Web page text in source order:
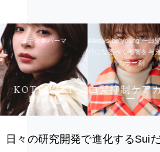
コテマキパーマ
KOTEMAKI
PERM
Always be young 〜白
行になるべく影響を与
カラー剤
白髪抑制ケア
ー
日々の研究開発で進化するSui